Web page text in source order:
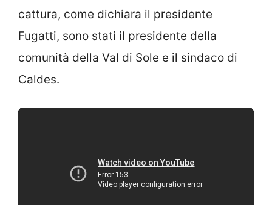
cattura, come dichiara il presidente
Fugatti, sono stati il presidente della
comunità della Val di Sole e il sindaco di
Caldes.